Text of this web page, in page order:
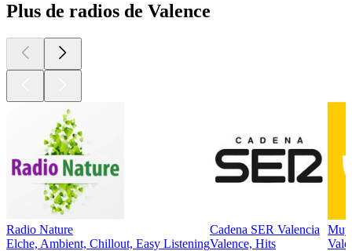
Plus de radios de Valence
Radio Nature
Elche, Ambient, Chillout, Easy Listening
Cadena SER Valencia
Valence, Hits
Muy